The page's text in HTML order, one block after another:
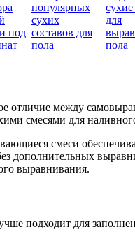
под
популярных
сухих
составов для
пола
для
пола
отличие между
смесями для
смеси
дополнительных
выравнивания.
подходит для